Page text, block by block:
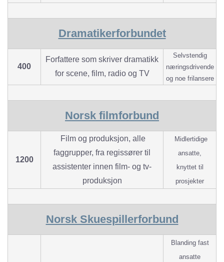
Dramatikerforbundet
400
Forfattere som skriver dramatikk
for scene, film, radio og TV
Selvstendig
næringsdrivende
og noe frilansere
Norsk filmforbund
1200
Film og produksjon, alle
faggrupper, fra regissører til
assistenter innen film- og tv-
produksjon
Midlertidige
ansatte,
knyttet til
prosjekter
Norsk Skuespillerforbund
Blanding fast
ansatte